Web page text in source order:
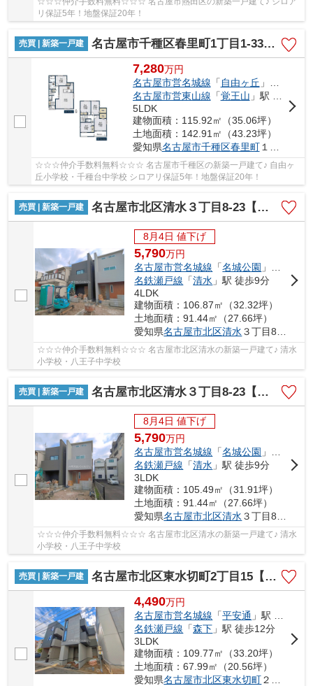
リ保証5年！地盤保証20年！
売買 | 新築一戸建 名古屋市千種区春里町1丁目1-33【仲介手数料無料】新築一戸建て
7,280万円
名古屋市営名城線 「 自由ヶ丘 」駅 徒歩11分
名古屋市営東山線 「覚王山 」駅 徒歩17分
5LDK
建物面積：115.92㎡（35.06坪）
土地面積：142.91㎡（43.23坪）
愛知県名古屋市千種区春里町１丁目1-33
☆☆☆仲介手数料無料☆☆☆ 名古屋市千種区の新築一戸建て♪ 自由ヶ
丘小学校・千種台中学校 シロアリ保証5年！地盤保証20年！
売買 | 新築一戸建 名古屋市北区清水３丁目8-23【仲介手数料無料】新築一戸建て 1号棟
8月4日 値下げ
5,790万円
名古屋市営名城線 「名城公園 」駅 徒歩8分
名鉄瀬戸線 「清水 」駅 徒歩9分
4LDK
建物面積：106.87㎡（32.32坪）
土地面積：91.44㎡（27.66坪）
愛知県名古屋市北区清水 ３丁目8-23
☆☆☆仲介手数料無料☆☆☆ 名古屋市北区清水の新築一戸建て♪ 清水
小学校・八王子中学校
売買 | 新築一戸建 名古屋市北区清水３丁目8-23【仲介手数料無料】新築一戸建て 2号棟
8月4日 値下げ
5,790万円
名古屋市営名城線 「名城公園 」駅 徒歩8分
名鉄瀬戸線 「清水 」駅 徒歩9分
3LDK
建物面積：105.49㎡（31.91坪）
土地面積：91.44㎡（27.66坪）
愛知県名古屋市北区清水 ３丁目8-23
☆☆☆仲介手数料無料☆☆☆ 名古屋市北区清水の新築一戸建て♪ 清水
小学校・八王子中学校
売買 | 新築一戸建 名古屋市北区東水切町2丁目15【仲介手数料無料】新築一戸建て 1号棟
4,490万円
名古屋市営名城線 「平安通 」駅 徒歩10分
名鉄瀬戸線 「森下 」駅 徒歩12分
3LDK
建物面積：109.77㎡（33.20坪）
土地面積：67.99㎡（20.56坪）
愛知県名古屋市北区東水切町２丁目15